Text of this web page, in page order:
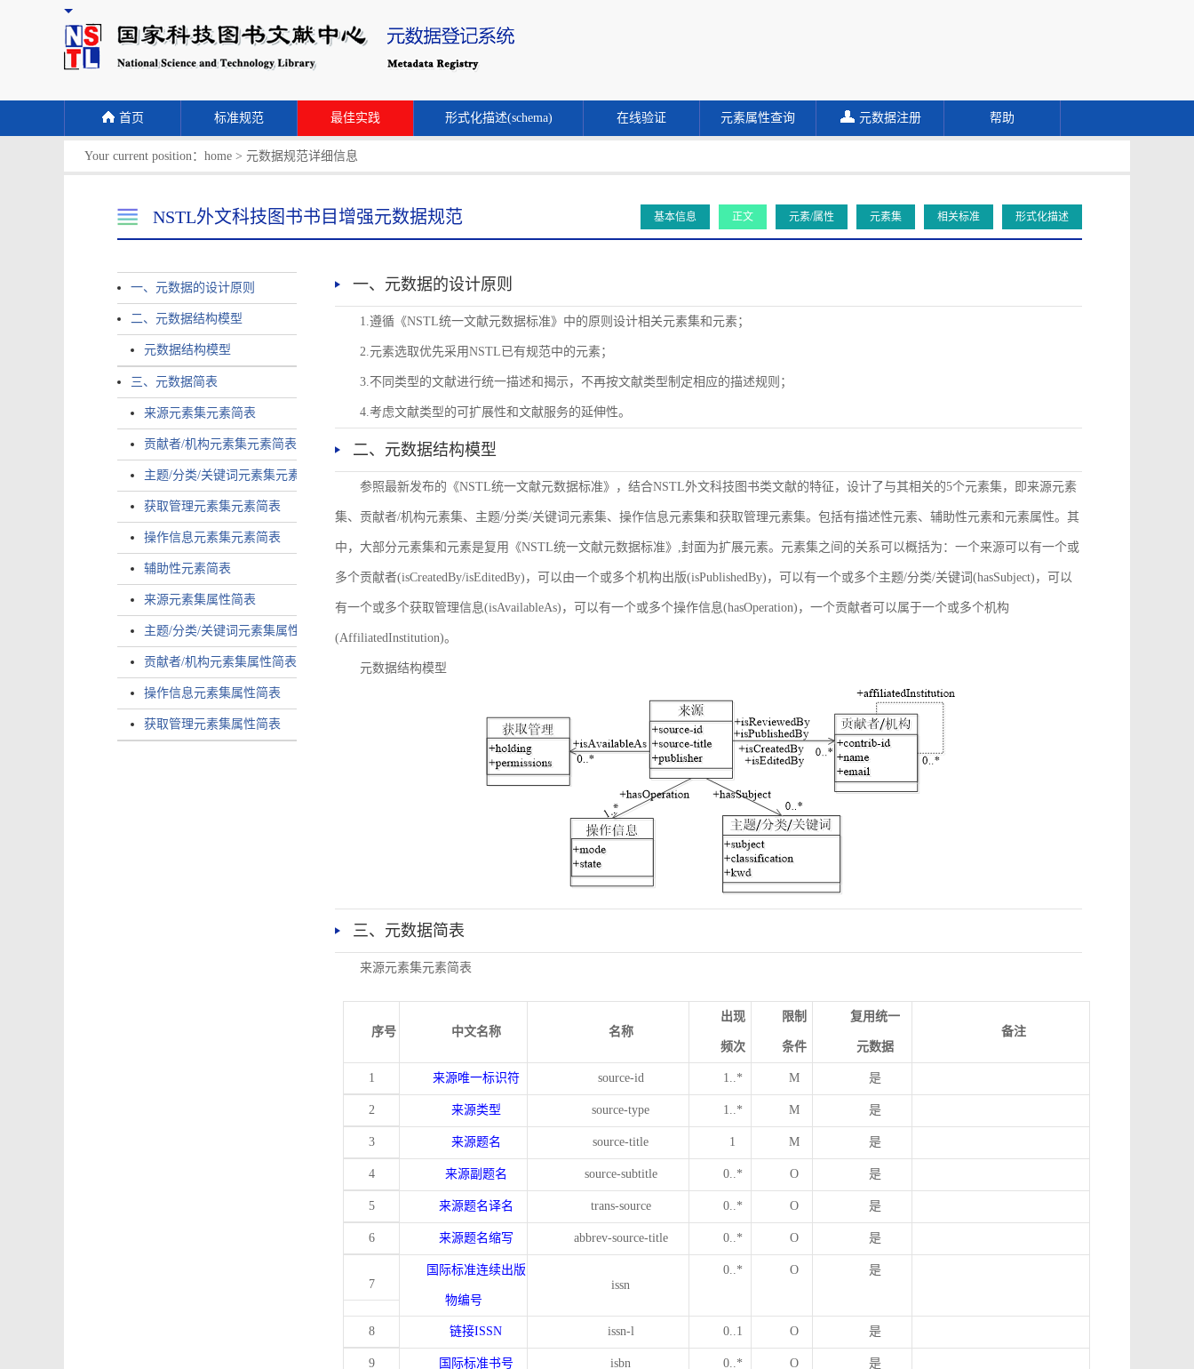
首页 标准规范 最佳实践 形式化描述(schema) 在线验证 元素属性查询 元数据注册 帮助
Your current position： home > 元数据规范详细信息
NSTL外文科技图书书目增强元数据规范 基本信息 正文 元素/属性 元素集 相关标准 形式化描述
一、元数据的设计原则
二、元数据结构模型
元数据结构模型
三、元数据简表
来源元素集元素简表
贡献者/机构元素集元素简表
主题/分类/关键词元素集元素简表
获取管理元素集元素简表
操作信息元素集元素简表
辅助性元素简表
来源元素集属性简表
主题/分类/关键词元素集属性简表
贡献者/机构元素集属性简表
操作信息元素集属性简表
获取管理元素集属性简表
一、元数据的设计原则
1.遵循《NSTL统一文献元数据标准》中的原则设计相关元素集和元素；
2.元素选取优先采用NSTL已有规范中的元素；
3.不同类型的文献进行统一描述和揭示，不再按文献类型制定相应的描述规则；
4.考虑文献类型的可扩展性和文献服务的延伸性。
二、元数据结构模型
参照最新发布的《NSTL统一文献元数据标准》，结合NSTL外文科技图书类文献的特征，设计了与其相关的5个元素集，即来源元素
集、贡献者/机构元素集、主题/分类/关键词元素集、操作信息元素集和获取管理元素集。包括有描述性元素、辅助性元素和元素属性。其
中，大部分元素集和元素是复用《NSTL统一文献元数据标准》,封面为扩展元素。元素集之间的关系可以概括为：一个来源可以有一个或
多个贡献者(isCreatedBy/isEditedBy)，可以由一个或多个机构出版(isPublishedBy)，可以有一个或多个主题/分类/关键词(hasSubject)，可以
有一个或多个获取管理信息(isAvailableAs)，可以有一个或多个操作信息(hasOperation)，一个贡献者可以属于一个或多个机构
(AffiliatedInstitution)。
元数据结构模型
三、元数据简表
来源元素集元素简表
序号 中文名称 名称
出现
频次
限制
条件
复用统一
元数据
备注
1 来源唯一标识符 source-id 1..* M 是
2 来源类型 source-type 1..* M 是
3 来源题名 source-title 1 M 是
4 来源副题名 source-subtitle 0..* O 是
5 来源题名译名 trans-source 0..* O 是
6 来源题名缩写 abbrev-source-title 0..* O 是
7
国际标准连续出版
物编号
issn
0..* O 是
8 链接ISSN issn-l 0..1 O 是
9 国际标准书号 isbn 0..* O 是